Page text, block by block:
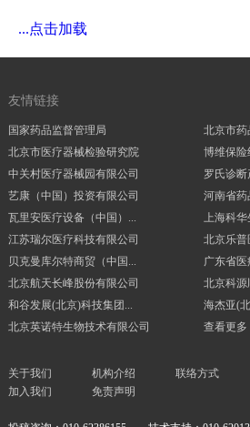
...点击加载
友情链接
国家药品监督管理局
北京市药
北京市医疗器械检验研究院
博维保险
中关村医疗器械园有限公司
罗氏诊断
艺康（中国）投资有限公司
河南省药
瓦里安医疗设备（中国）...
上海科华
江苏瑞尔医疗科技有限公司
北京乐普
贝克曼库尔特商贸（中国...
广东省医
北京航天长峰股份有限公司
北京科源
和谷发展(北京)科技集团...
海杰亚(
北京英诺特生物技术有限公司
查看更多
关于我们 机构介绍 联络方式
加入我们
免责声明